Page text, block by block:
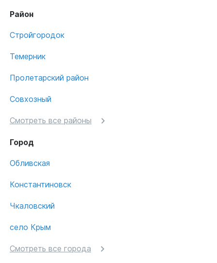
Район
Стройгородок
Темерник
Пролетарский район
Совхозный
Смотреть все районы
Город
Обливская
Константиновск
Чкаловский
село Крым
Смотреть все города